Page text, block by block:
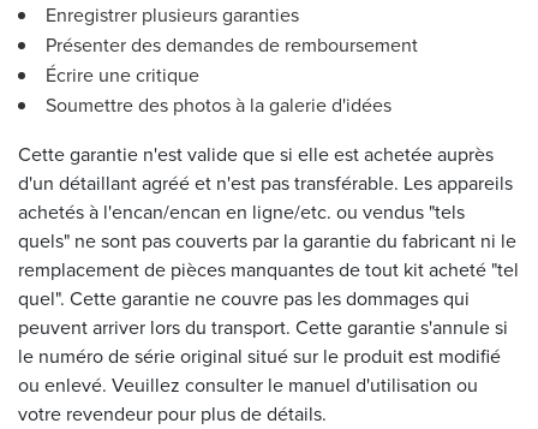
Enregistrer plusieurs garanties
Présenter des demandes de remboursement
Écrire une critique
Soumettre des photos à la galerie d'idées
Cette garantie n'est valide que si elle est achetée auprès
d'un détaillant agréé et n'est pas transférable. Les appareils
achetés à l'encan/encan en ligne/etc. ou vendus "tels
quels" ne sont pas couverts par la garantie du fabricant ni le
remplacement de pièces manquantes de tout kit acheté "tel
quel". Cette garantie ne couvre pas les dommages qui
peuvent arriver lors du transport. Cette garantie s'annule si
le numéro de série original situé sur le produit est modifié
ou enlevé. Veuillez consulter le manuel d'utilisation ou
votre revendeur pour plus de détails.